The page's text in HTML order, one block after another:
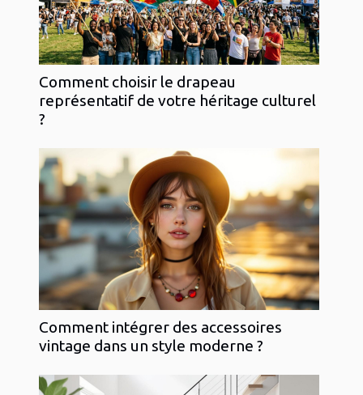
Comment choisir le drapeau
représentatif de votre héritage culturel
?
Comment intégrer des accessoires
vintage dans un style moderne ?